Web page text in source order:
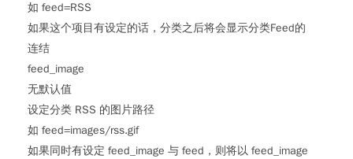
如 feed=RSS
如果这个项目有设定的话，分类之后将会显示分类Feed的
连结
feed_image
无默认值
设定分类 RSS 的图片路径
如 feed=images/rss.gif
如果同时有设定 feed_image 与 feed，则将以 feed_image